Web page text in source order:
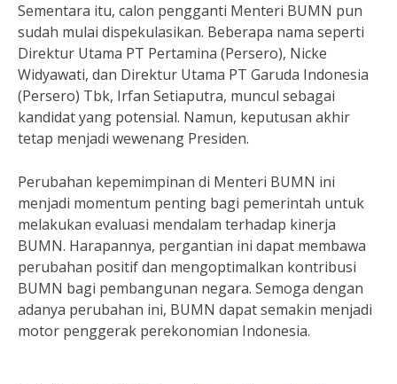
Sementara itu, calon pengganti Menteri BUMN pun
sudah mulai dispekulasikan. Beberapa nama seperti
Direktur Utama PT Pertamina (Persero), Nicke
Widyawati, dan Direktur Utama PT Garuda Indonesia
(Persero) Tbk, Irfan Setiaputra, muncul sebagai
kandidat yang potensial. Namun, keputusan akhir
tetap menjadi wewenang Presiden.
Perubahan kepemimpinan di Menteri BUMN ini
menjadi momentum penting bagi pemerintah untuk
melakukan evaluasi mendalam terhadap kinerja
BUMN. Harapannya, pergantian ini dapat membawa
perubahan positif dan mengoptimalkan kontribusi
BUMN bagi pembangunan negara. Semoga dengan
adanya perubahan ini, BUMN dapat semakin menjadi
motor penggerak perekonomian Indonesia.